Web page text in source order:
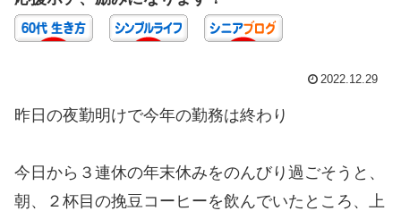
2022.12.29
昨日の夜勤明けで今年の勤務は終わり
今日から３連休の年末休みをのんびり過ごそうと、
朝、２杯目の挽豆コーヒーを飲んでいたところ、上